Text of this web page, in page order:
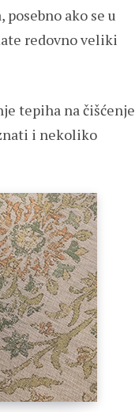
ako se u
redovno veliki
tepiha na čišćenje
i nekoliko